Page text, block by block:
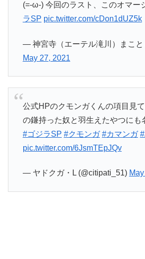
(=-ω-) 今回のラスト、このオマー
ラSP pic.twitter.com/cDon1dUZ5k
— 神宮寺（エーテル滝川）まこと
May 27, 2021
公式HPのクモンガくんの項目見
の鎌持った奴と羽生えたやつにも
#ゴジラSP #クモンガ #カマンガ
pic.twitter.com/6JsmTEpJQv
— ヤドクガ・L (@citipati_51)